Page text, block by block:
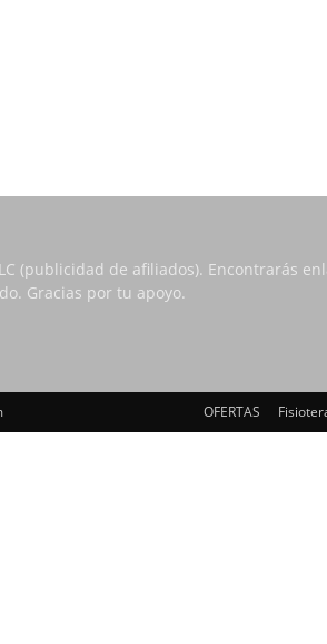
(publicidad de afiliados). Encontrarás
Gracias por tu apoyo.
OFERTAS